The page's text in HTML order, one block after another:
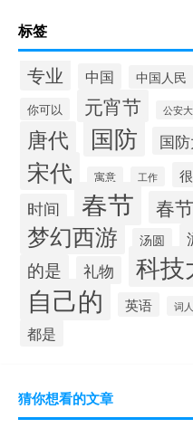
标签
专业 中国 中国人民
你可以 元宵节 公安
唐代 国防 国
宋代 寓意 工作
时间 春节 春
梦幻西游 汤圆
的是 礼物 科技
自己的 英语 词人
都是
猜你想看的文章